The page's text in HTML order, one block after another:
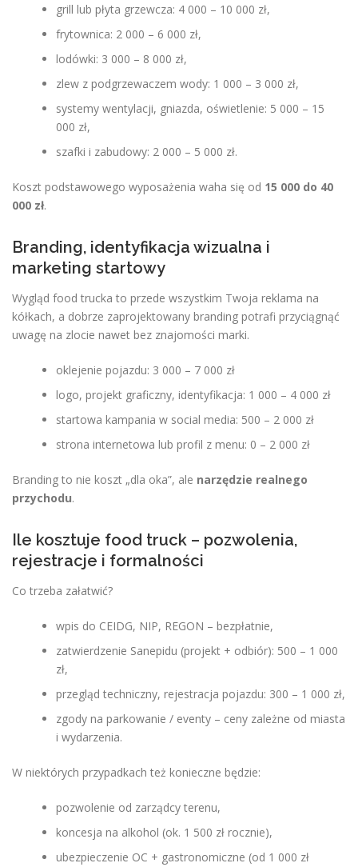
grill lub płyta grzewcza: 4 000 – 10 000 zł,
frytownica: 2 000 – 6 000 zł,
lodówki: 3 000 – 8 000 zł,
zlew z podgrzewaczem wody: 1 000 – 3 000 zł,
systemy wentylacji, gniazda, oświetlenie: 5 000 – 15
000 zł,
szafki i zabudowy: 2 000 – 5 000 zł.
Koszt podstawowego wyposażenia waha się od 15 000 do 40
000 zł.
Branding, identyfikacja wizualna i
marketing startowy
Wygląd food trucka to przede wszystkim Twoja reklama na
kółkach, a dobrze zaprojektowany branding potrafi przyciągnąć
uwagę na zlocie nawet bez znajomości marki.
oklejenie pojazdu: 3 000 – 7 000 zł
logo, projekt graficzny, identyfikacja: 1 000 – 4 000 zł
startowa kampania w social media: 500 – 2 000 zł
strona internetowa lub profil z menu: 0 – 2 000 zł
Branding to nie koszt „dla oka”, ale narzędzie realnego
przychodu.
Ile kosztuje food truck – pozwolenia,
rejestracje i formalności
Co trzeba załatwić?
wpis do CEIDG, NIP, REGON – bezpłatnie,
zatwierdzenie Sanepidu (projekt + odbiór): 500 – 1 000
zł,
przegląd techniczny, rejestracja pojazdu: 300 – 1 000 zł,
zgody na parkowanie / eventy – ceny zależne od miasta
i wydarzenia.
W niektórych przypadkach też konieczne będzie:
pozwolenie od zarządcy terenu,
koncesja na alkohol (ok. 1 500 zł rocznie),
ubezpieczenie OC + gastronomiczne (od 1 000 zł